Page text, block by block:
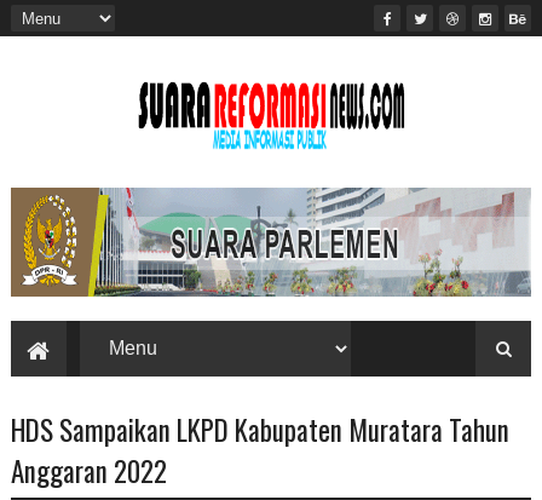
HDS Sampaikan LKPD Kabupaten Muratara Tahun
Anggaran 2022